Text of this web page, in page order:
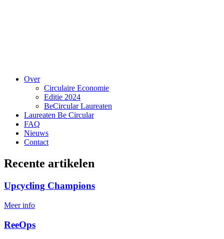
Over
Circulaire Economie
Editie 2024
BeCircular Laureaten
Laureaten Be Circular
FAQ
Nieuws
Contact
Recente artikelen
Upcycling Champions
Meer info
ReeOps